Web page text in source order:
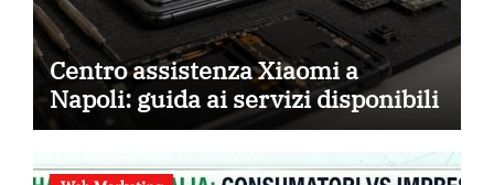
Centro assistenza Xiaomi a
Napoli: guida ai servizi disponibili